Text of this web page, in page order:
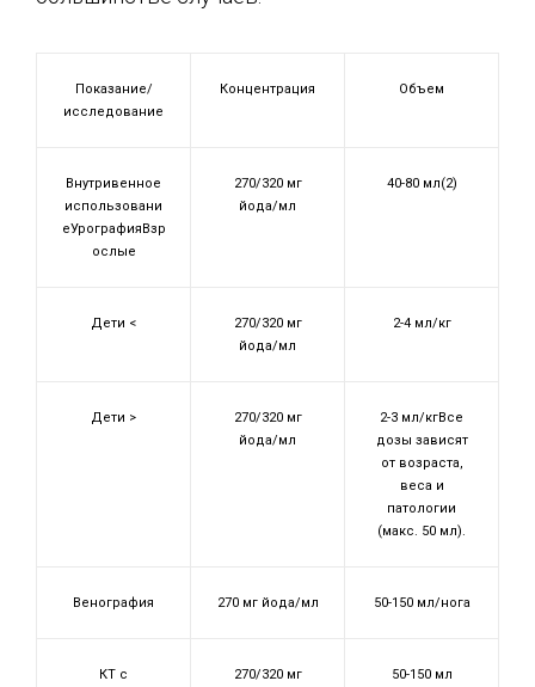
Показание/
исследование
Концентрация Объем
Внутривенное
использовани
еУрографияВзр
ослые
270/320 мг
йода/мл
40-80 мл(2)
Дети <
270/320 мг
йода/мл
2-4 мл/кг
Дети >
270/320 мг
йода/мл
2-3 мл/кгВсе
дозы зависят
от возраста,
веса и
патологии
(макс. 50 мл).
Венография 270 мг йода/мл 50-150 мл/нога
КТ с
270/320 мг
50-150 мл